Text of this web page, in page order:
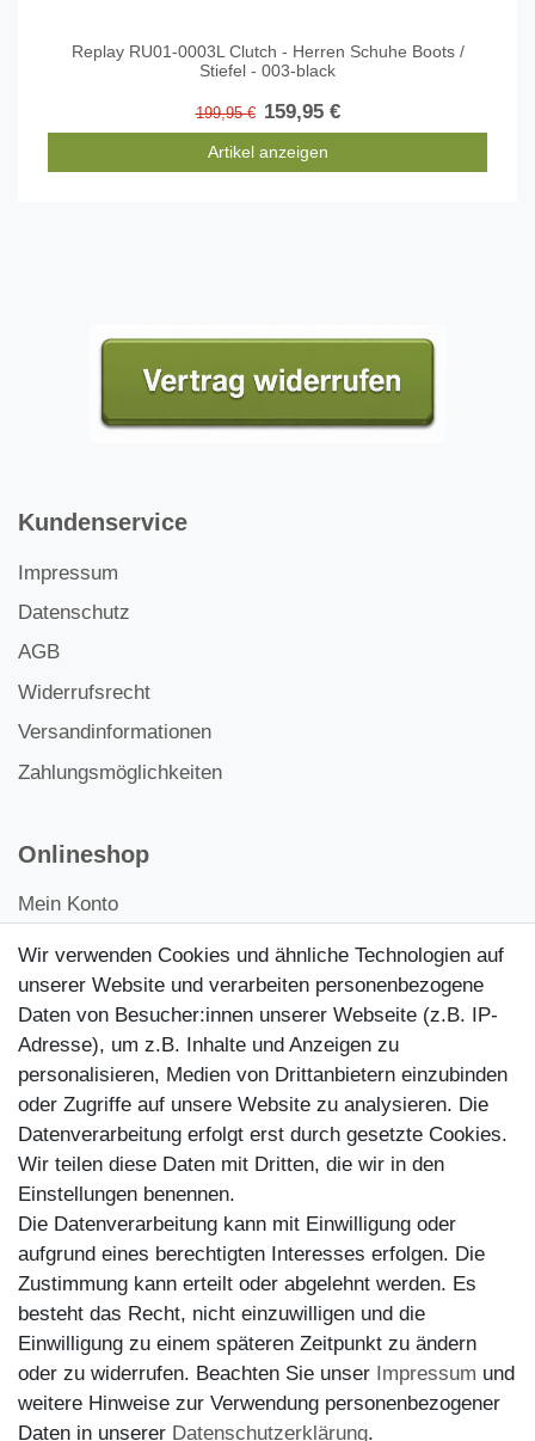
Replay RU01-0003L Clutch - Herren Schuhe Boots /
Stiefel - 003-black
199,95 € 159,95 €
Artikel anzeigen
Kundenservice
Impressum
Datenschutz
AGB
Widerrufsrecht
Versandinformationen
Zahlungsmöglichkeiten
Onlineshop
Mein Konto
Kontakt
Kundenretouren
Reparaturservice
Zahlungsarten
Versand
Wir verwenden Cookies und ähnliche Technologien auf
unserer Website und verarbeiten personenbezogene
Daten von Besucher:innen unserer Webseite (z.B. IP-
Adresse), um z.B. Inhalte und Anzeigen zu
personalisieren, Medien von Drittanbietern einzubinden
oder Zugriffe auf unsere Website zu analysieren. Die
Datenverarbeitung erfolgt erst durch gesetzte Cookies.
Wir teilen diese Daten mit Dritten, die wir in den
Einstellungen benennen.
Die Datenverarbeitung kann mit Einwilligung oder
aufgrund eines berechtigten Interesses erfolgen. Die
Zustimmung kann erteilt oder abgelehnt werden. Es
besteht das Recht, nicht einzuwilligen und die
Einwilligung zu einem späteren Zeitpunkt zu ändern
oder zu widerrufen. Beachten Sie unser Impressum und
weitere Hinweise zur Verwendung personenbezogener
Daten in unserer Daten­schutz­erklärung.